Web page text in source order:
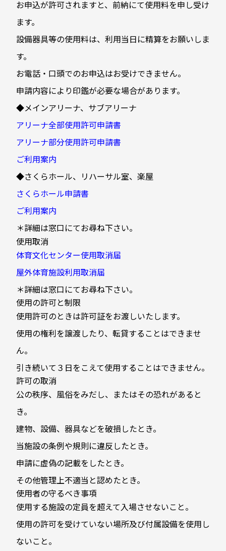
お申込が許可されますと、前納にて使用料を申し受け
ます。
設備器具等の使用料は、利用当日に精算をお願いしま
す。
お電話・口頭でのお申込はお受けできません。
申請内容により印鑑が必要な場合があります。
◆メインアリーナ、サブアリーナ
アリーナ全部使用許可申請書
アリーナ部分使用許可申請書
ご利用案内
◆さくらホール、リハーサル室、楽屋
さくらホール申請書
ご利用案内
＊詳細は窓口にてお尋ね下さい。
使用取消
体育文化センター使用取消届
屋外体育施設利用取消届
＊詳細は窓口にてお尋ね下さい。
使用の許可と制限
使用許可のときは許可証をお渡しいたします。
使用の権利を譲渡したり、転貸することはできませ
ん。
引き続いて３日をこえて使用することはできません。
許可の取消
公の秩序、風俗をみだし、またはその恐れがあると
き。
建物、設備、器具などを破損したとき。
当施設の条例や規則に違反したとき。
申請に虚偽の記載をしたとき。
その他管理上不適当と認めたとき。
使用者の守るべき事項
使用する施設の定員を超えて入場させないこと。
使用の許可を受けていない場所及び付属設備を使用し
ないこと。